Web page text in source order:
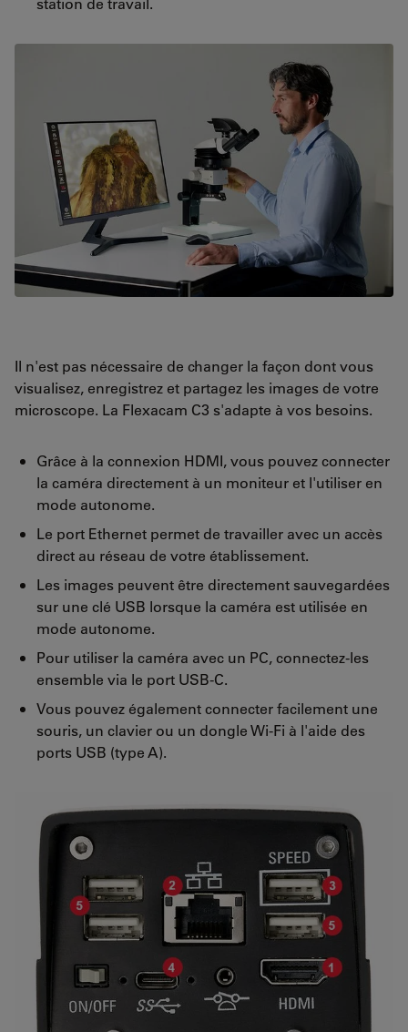
Il n'est pas nécessaire de changer la façon dont vous
visualisez, enregistrez et partagez les images de votre
microscope. La Flexacam C3 s'adapte à vos besoins.
Grâce à la connexion HDMI, vous pouvez connecter
la caméra directement à un moniteur et l'utiliser en
mode autonome.
Le port Ethernet permet de travailler avec un accès
direct au réseau de votre établissement.
Les images peuvent être directement sauvegardées
sur une clé USB lorsque la caméra est utilisée en
mode autonome.
Pour utiliser la caméra avec un PC, connectez-les
ensemble via le port USB-C.
Vous pouvez également connecter facilement une
souris, un clavier ou un dongle Wi-Fi à l'aide des
ports USB (type A).